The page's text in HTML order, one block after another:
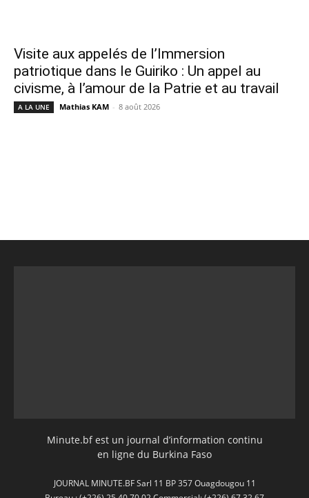
Visite aux appelés de l’Immersion
patriotique dans le Guiriko : Un appel au
civisme, à l’amour de la Patrie et au travail
A LA UNE Mathias KAM - 8 août 2026
Minute.bf est un journal d’information continu
en ligne du Burkina Faso
JOURNAL MINUTE.BF Sarl 11 BP 357 Ouagdougou 11